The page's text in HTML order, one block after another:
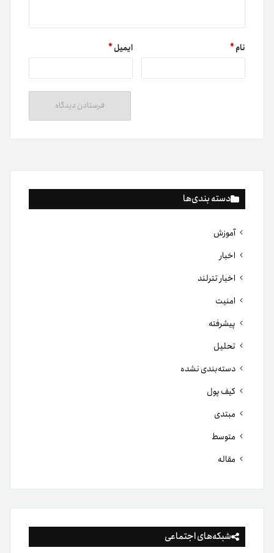
دسته بندی‌ها
آموزش
اخبار
اخبار تترلند
امنیت
پیشرفته
تحلیل
دسته‌بندی نشده
کیف پول
مبتدی
متوسط
مقاله
شبکه‌های اجتماعی
نام* ایمیل*